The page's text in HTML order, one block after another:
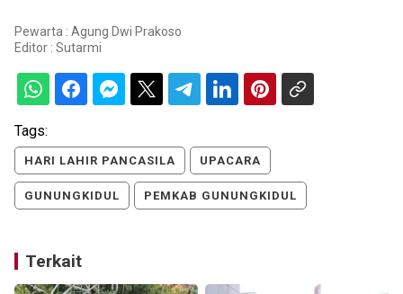
Pewarta : Agung Dwi Prakoso
Editor : Sutarmi
Tags:
HARI LAHIR PANCASILA UPACARA
GUNUNGKIDUL PEMKAB GUNUNGKIDUL
Terkait